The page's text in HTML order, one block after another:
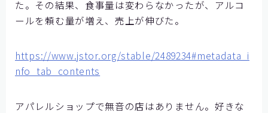
た。その結果、食事量は変わらなかったが、アルコ
ールを頼む量が増え、売上が伸びた。
https://www.jstor.org/stable/2489234#metadata_i
nfo_tab_contents
アパレルショップで無音の店はありません。好きな